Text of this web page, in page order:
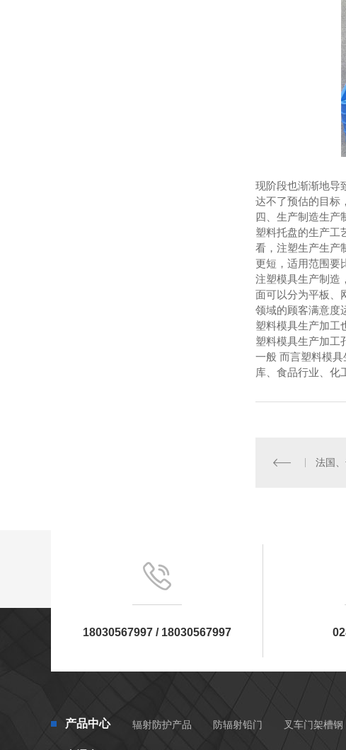
现阶段也渐渐地导
达不了预估的目标
四、生产制造生产
塑料托盘的生产工
看，注塑生产生产
更短，适用范围要
注塑模具生产制造
面可以分为平板、
领域的顾客满意度
塑料模具生产加工
塑料模具生产加工
一般 而言塑料模
库、食品行业、化
法国
18030567997 / 18030567997
产品中心 辐射防护产品 防辐射铅门 叉车门架槽钢